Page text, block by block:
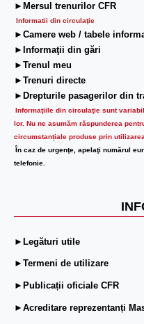
►Mersul trenurilor CFR
Informatii din circulaţie
►Camere web / tabele
►Informaţii din gări
►Trenul meu
►Trenuri directe
►Drepturile pasagerilor din
Informaţiile din circulaţie sunt
lor. Nu ne asumăm răspunderea
circumstanțiale produse prin
În caz de urgenţe, apelaţi numărul
telefonie.
►Legături utile
►Termeni de utilizare
►Publicații oficiale CFR
►Acreditare reprezentanți